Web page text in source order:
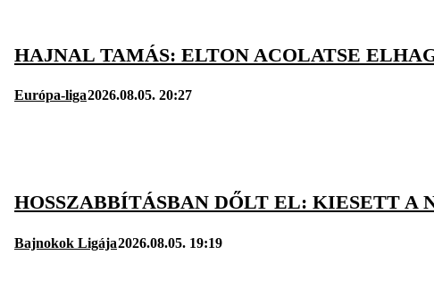
HAJNAL TAMÁS: ELTON ACOLATSE
Európa-liga2026.08.05. 20:27
HOSSZABBÍTÁSBAN DŐLT EL: KIESETT A
Bajnokok Ligája2026.08.05. 19:19